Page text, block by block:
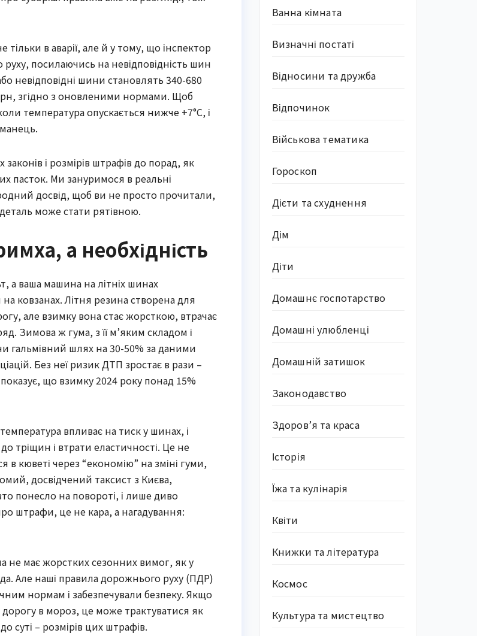
в аварії, але й у тому, що інспектор
посилаючись на невідповідність шин
невідповідні шини становлять 340-680
згідно з оновленими нормами. Щоб
температура опускається нижче +7°C, і
і розмірів штрафів до порад, як
пасток. Ми зануримося в реальні
досвід, щоб ви не просто прочитали,
може стати рятівною.
а необхідність
а ваша машина на літніх шинах
ковзанах. Літня резина створена для
але взимку вона стає жорсткою, втрачає
Зимова ж гума, з її м’яким складом і
гальмівний шлях на 30-50% за даними
Без неї ризик ДТП зростає в рази –
що взимку 2024 року понад 15%
впливає на тиск у шинах, і
тріщин і втрати еластичності. Це не
в кюветі через “економію” на зміні гуми,
досвідчений таксист з Києва,
понесло на повороті, і лише диво
штрафи, це не кара, а нагадування:
не має жорстких сезонних вимог, як у
Але наші правила дорожнього руху (ПДР)
нормам і забезпечували безпеку. Якщо
в мороз, це може трактуватися як
суті – розмірів цих штрафів.
Ванна кімната
Визначні постаті
Відносини та дружба
Відпочинок
Військова тематика
Гороскоп
Дієти та схуднення
Дім
Діти
Домашнє госпотарство
Домашні улюбленці
Домашній затишок
Законодавство
Здоров’я та краса
Історія
Їжа та кулінарія
Квіти
Книжки та література
Космос
Культура та мистецтво